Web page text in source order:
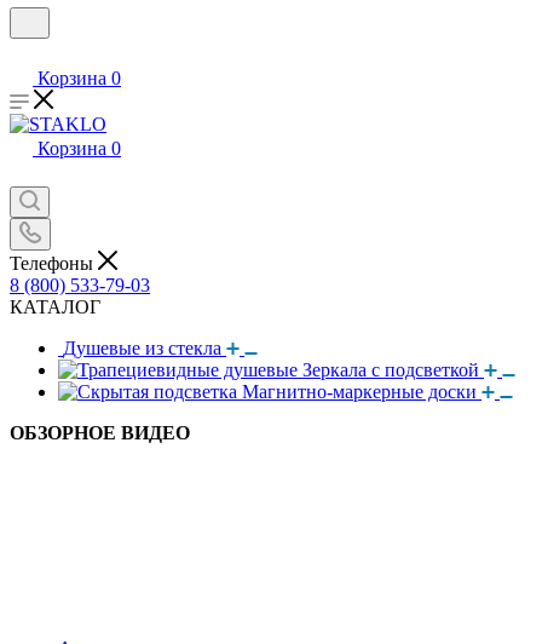
Корзина 0
Корзина 0
Телефоны
8 (800) 533-79-03
КАТАЛОГ
Душевые из стекла
Зеркала с подсветкой
Магнитно-маркерные доски
ОБЗОРНОЕ ВИДЕО